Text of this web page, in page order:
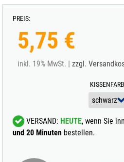
PREIS:
5,75 €
inkl. 19% MwSt. | zzgl.
VERSAND: HEUTE, wenn Sie
und 20 Minuten bestellen.